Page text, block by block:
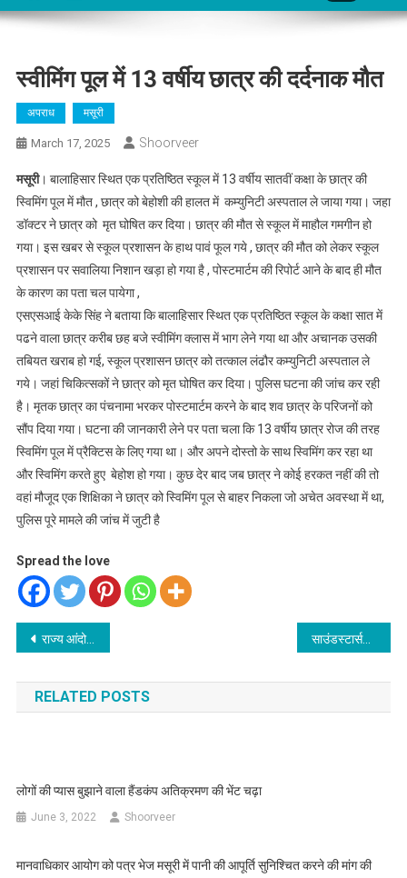
स्वीमिंग पूल में 13 वर्षीय छात्र की दर्दनाक मौत
अपराध मसूरी
March 17, 2025 Shoorveer
मसूरी। बालाहिसार स्थित एक प्रतिष्ठित स्कूल में 13 वर्षीय सातवीं कक्षा के छात्र की
स्विमिंग पूल में मौत , छात्र को बेहोशी की हालत में कम्युनिटी अस्पताल ले जाया गया। जहा
डॉक्टर ने छात्र को मृत घोषित कर दिया। छात्र की मौत से स्कूल में माहौल गमगीन हो
गया। इस खबर से स्कूल प्रशासन के हाथ पावं फूल गये , छात्र की मौत को लेकर स्कूल
प्रशासन पर सवालिया निशान खड़ा हो गया है , पोस्टमार्टम की रिपोर्ट आने के बाद ही मौत
के कारण का पता चल पायेगा ,
एसएसआई केके सिंह ने बताया कि बालाहिसार स्थित एक प्रतिष्ठित स्कूल के कक्षा सात में
पढने वाला छात्र करीब छह बजे स्वीमिंग क्लास में भाग लेने गया था और अचानक उसकी
तबियत खराब हो गई, स्कूल प्रशासन छात्र को तत्काल लंढौर कम्युनिटी अस्पताल ले
गये। जहां चिकित्सकों ने छात्र को मृत घोषित कर दिया। पुलिस घटना की जांच कर रही
है। मृतक छात्र का पंचनामा भरकर पोस्टमार्टम करने के बाद शव छात्र के परिजनों को
सौंप दिया गया। घटना की जानकारी लेने पर पता चला कि 13 वर्षीय छात्र रोज की तरह
स्विमिंग पूल में प्रैक्टिस के लिए गया था। और अपने दोस्तो के साथ स्विमिंग कर रहा था
और स्विमिंग करते हुए बेहोश हो गया। कुछ देर बाद जब छात्र ने कोई हरकत नहीं की तो
वहां मौजूद एक शिक्षिका ने छात्र को स्विमिंग पूल से बाहर निकला जो अचेत अवस्था में था,
पुलिस पूरे मामले की जांच में जुटी है
Spread the love
Post
navigation
राज्य आंदोलनकारियों ने अग्रवाल के इस्तीफा पर मिठाई बांटी, विस अध्यक्ष ़ऋतु खंडूरी और भाजपा प्रदेश अध्यक्ष भट्ट के इस्तीफे की मांग की साउंडस्टार्सयूके ने म्यूजिक वीडियो “कमाल करदे हो” की शूटिंग शुरू की
RELATED POSTS
लोगों की प्यास बुझाने वाला हैंडकंप अतिक्रमण की भेंट चढ़ा
June 3, 2022 Shoorveer
मानवाधिकार आयोग को पत्र भेज मसूरी में पानी की आपूर्ति सुनिश्चित करने की मांग की